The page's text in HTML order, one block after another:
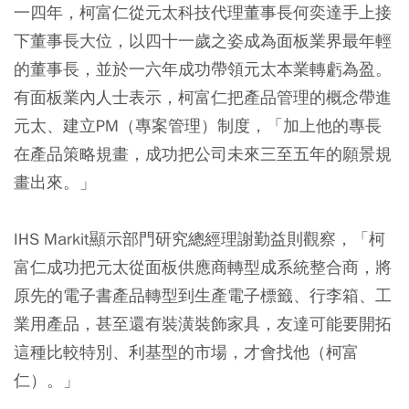
一四年，柯富仁從元太科技代理董事長何奕達手上接
下董事長大位，以四十一歲之姿成為面板業界最年輕
的董事長，並於一六年成功帶領元太本業轉虧為盈。
有面板業內人士表示，柯富仁把產品管理的概念帶進
元太、建立PM（專案管理）制度，「加上他的專長
在產品策略規畫，成功把公司未來三至五年的願景規
畫出來。」
IHS Markit顯示部門研究總經理謝勤益則觀察，「柯
富仁成功把元太從面板供應商轉型成系統整合商，將
原先的電子書產品轉型到生產電子標籤、行李箱、工
業用產品，甚至還有裝潢裝飾家具，友達可能要開拓
這種比較特別、利基型的市場，才會找他（柯富
仁）。」